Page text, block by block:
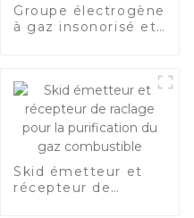
Groupe électrogène
à gaz insonorisé et
Skid émetteur et
récepteur de